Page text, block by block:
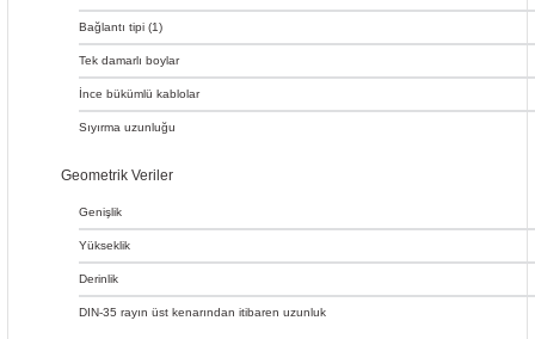
Bağlantı tipi (1)
Tek damarlı boylar
İnce bükümlü kablolar
Sıyırma uzunluğu
Geometrik Veriler
Genişlik
Yükseklik
Derinlik
DIN-35 rayın üst kenarından itibaren uzunluk